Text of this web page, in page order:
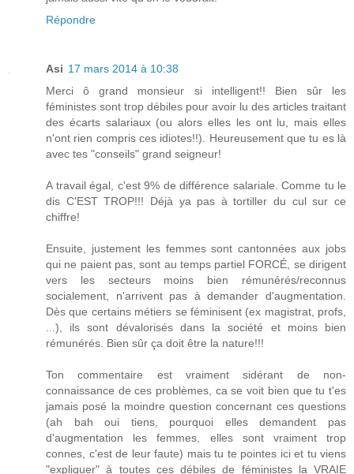
Répondre
Asi 17 mars 2014 à 10:38
Merci ô grand monsieur si intelligent!! Bien sûr les
féministes sont trop débiles pour avoir lu des articles traitant
des écarts salariaux (ou alors elles les ont lu, mais elles
n'ont rien compris ces idiotes!!). Heureusement que tu es là
avec tes "conseils" grand seigneur!
A travail égal, c'est 9% de différence salariale. Comme tu le
dis C'EST TROP!!! Déjà ya pas à tortiller du cul sur ce
chiffre!
Ensuite, justement les femmes sont cantonnées aux jobs
qui ne paient pas, sont au temps partiel FORCÉ, se dirigent
vers les secteurs moins bien rémunérés/reconnus
socialement, n'arrivent pas à demander d'augmentation.
Dès que certains métiers se féminisent (ex magistrat, profs,
...), ils sont dévalorisés dans la société et moins bien
rémunérés. Bien sûr ça doit être la nature!!!
Ton commentaire est vraiment sidérant de non-
connaissance de ces problèmes, ca se voit bien que tu t'es
jamais posé la moindre question concernant ces questions
(ah bah oui tiens, pourquoi elles demandent pas
d'augmentation les femmes, elles sont vraiment trop
connes, c'est de leur faute) mais tu te pointes ici et tu viens
"expliquer" à toutes ces débiles de féministes la VRAIE